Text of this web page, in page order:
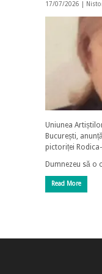
17/07/2026 |
Uniunea
București,
pictoriței
Dumnezeu să o
Read More